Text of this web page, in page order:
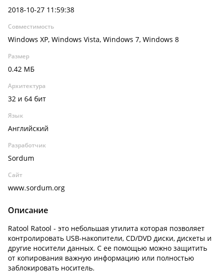
2018-10-27 11:59:38
Совместимость
Windows XP, Windows Vista, Windows 7, Windows 8
Размер
0.42 МБ
Архитектура
32 и 64 бит
Язык
Английский
Разработчик
Sordum
Сайт
www.sordum.org
Описание
Ratool Ratool - это небольшая утилита которая позволяет
контролировать USB-накопители, CD/DVD диски, дискеты и
другие носители данных. С ее помощью можно защитить
от копирования важную информацию или полностью
заблокировать носитель.